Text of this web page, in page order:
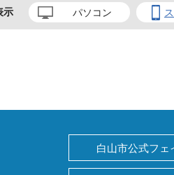
示 パソコン
白山市公式フェ